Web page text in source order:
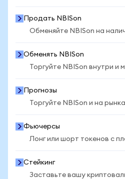
Продать NBISon
Обменяйте NBISon на
Обменять NBISon
Торгуйте NBISon внутри
Прогнозы
Торгуйте NBISon и на
Фьючерсы
Лонг или шорт токенов с
Стейкинг
Заставьте вашу